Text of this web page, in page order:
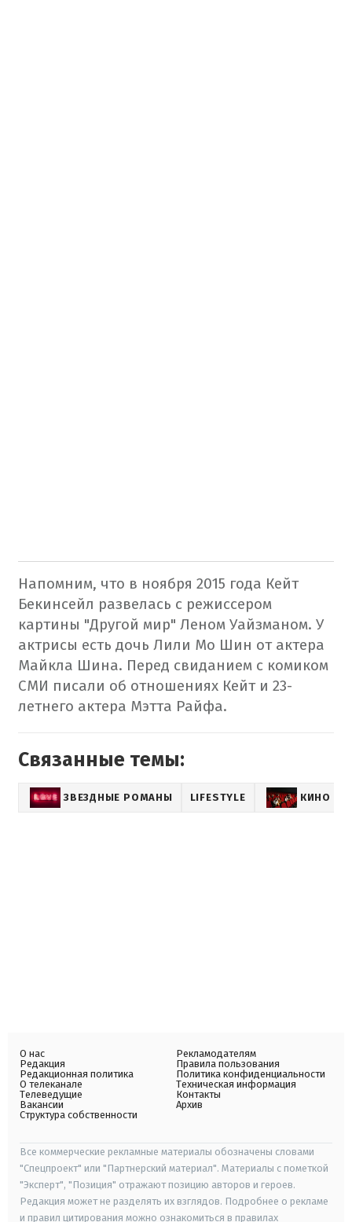
Напомним, что в ноября 2015 года Кейт
Бекинсейл развелась с режиссером
картины "Другой мир" Леном Уайзманом. У
актрисы есть дочь Лили Мо Шин от актера
Майкла Шина. Перед свиданием с комиком
СМИ писали об отношениях Кейт и 23-
летнего актера Мэтта Райфа.
Связанные темы:
ЗВЕЗДНЫЕ РОМАНЫ LIFESTYLE КИНО
О нас
Редакция
Редакционная политика
О телеканале
Телеведущие
Вакансии
Структура собственности
Рекламодателям
Правила пользования
Политика конфиденциальности
Техническая информация
Контакты
Архив
Все коммерческие рекламные материалы обозначены словами
"Спецпроект" или "Партнерский материал". Материалы с пометкой
"Эксперт", "Позиция" отражают позицию авторов и героев.
Редакция может не разделять их взглядов. Подробнее о рекламе
и правил цитирования можно ознакомиться в правилах